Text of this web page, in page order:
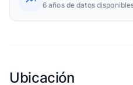
6 años de datos
Ubicación